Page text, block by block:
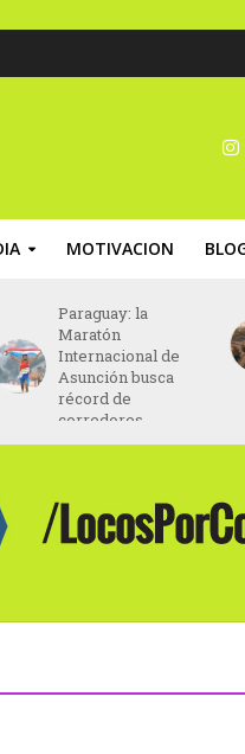
MOTIVACION
Paraguay: la
Maratón
Internacional de
Asunción busca
récord de
corredores